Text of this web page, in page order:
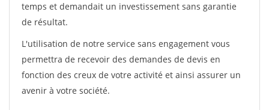
temps et demandait un investissement sans garantie
de résultat.
L'utilisation de notre service sans engagement vous
permettra de recevoir des demandes de devis en
fonction des creux de votre activité et ainsi assurer un
avenir à votre société.